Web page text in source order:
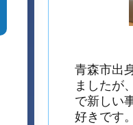
青森市出
ましたが
で新しい
好きです